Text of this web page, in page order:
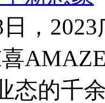
日，
态的千